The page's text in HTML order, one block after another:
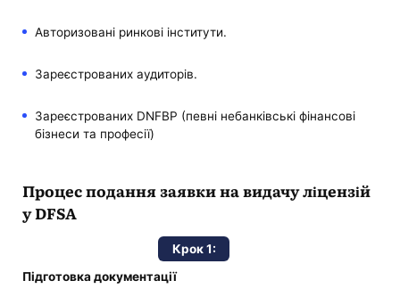
Авторизовані ринкові інститути.
Зареєстрованих аудиторів.
Зареєстрованих DNFBP (певні небанківські фінансові
бізнеси та професії)
Процес подання заявки на видачу ліцензій
у DFSA
Крок 1:
Підготовка документації